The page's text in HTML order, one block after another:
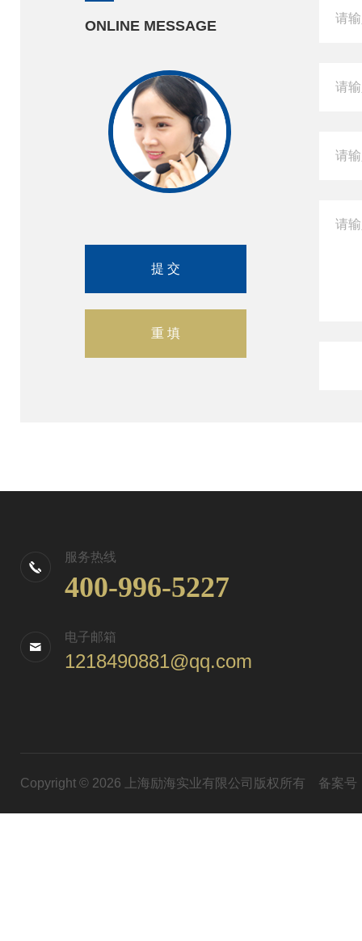
ONLINE MESSAGE
服务热线
400-996-5227
电子邮箱
1218490881@qq.com
Copyright © 2026 上海励海实业有限公司版权所有 备案号